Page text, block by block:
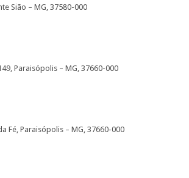
Sião – MG, 37580-000
Paraisópolis – MG, 37660-000
Fé, Paraisópolis – MG, 37660-000